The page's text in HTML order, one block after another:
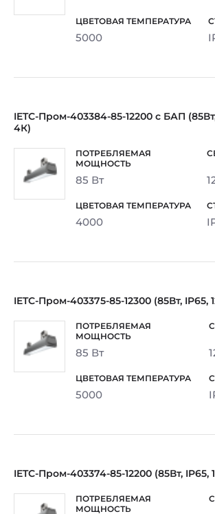
5000
IETC-Пром-403384-85-12200 с БАП
4К)
85 Вт
4000
IETC-Пром-403375-85-12300 (85Вт, IP65,
85 Вт
5000
IETC-Пром-403374-85-12200 (85Вт, IP65,